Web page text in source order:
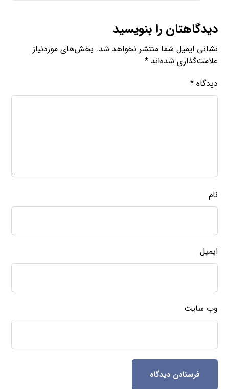
دیدگاهتان را بنویسید
نشانی ایمیل شما منتشر نخواهد شد. بخش‌های موردنیاز
علامت‌گذاری شده‌اند*
دیدگاه*
نام
ایمیل
وب‌ سایت
فرستادن دیدگاه